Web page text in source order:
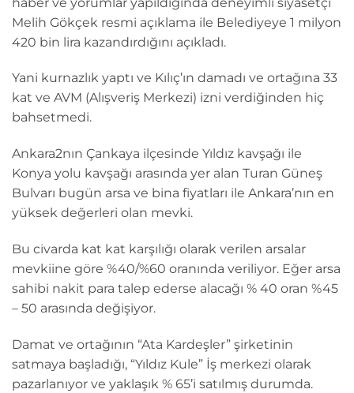
Melih Gökçek resmi açıklama ile Belediyeye 1 milyon
420 bin lira kazandırdığını açıkladı.
Yani kurnazlık yaptı ve Kılıç’ın damadı ve ortağına 33
kat ve AVM (Alışveriş Merkezi) izni verdiğinden hiç
bahsetmedi.
Ankara2nın Çankaya ilçesinde Yıldız kavşağı ile
Konya yolu kavşağı arasında yer alan Turan Güneş
Bulvarı bugün arsa ve bina fiyatları ile Ankara’nın en
yüksek değerleri olan mevki.
Bu civarda kat kat karşılığı olarak verilen arsalar
mevkiine göre %40/%60 oranında veriliyor. Eğer arsa
sahibi nakit para talep ederse alacağı % 40 oran %45
– 50 arasında değişiyor.
Damat ve ortağının “Ata Kardeşler” şirketinin
satmaya başladığı, “Yıldız Kule” İş merkezi olarak
pazarlanıyor ve yaklaşık % 65’i satılmış durumda.